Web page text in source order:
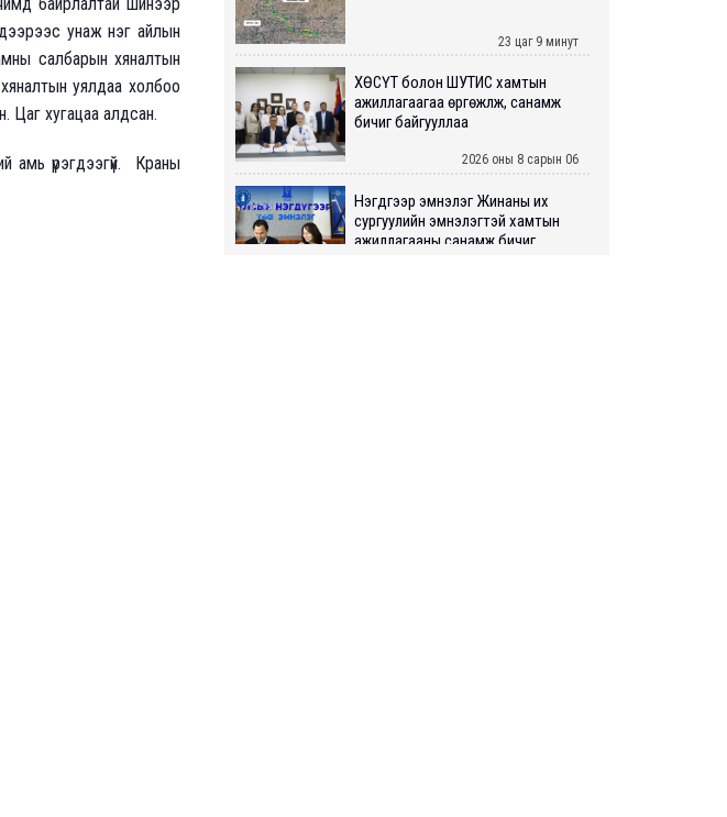
унаж нэг айлын
салбарын хяналтын
уялдаа холбоо
Цаг хугацаа алдсан.
амь үрэгдээгүй. Краны
23 цаг 9 минут
ХӨСҮТ болон ШУТИС хамтын
ажиллагаагаа өргөжүүлж, санамж
бичиг байгууллаа
2026 оны 8 сарын 06
Нэгдүгээр эмнэлэг Жинаны их
сургуулийн эмнэлэгтэй хамтын
ажиллагааны санамж бичиг...